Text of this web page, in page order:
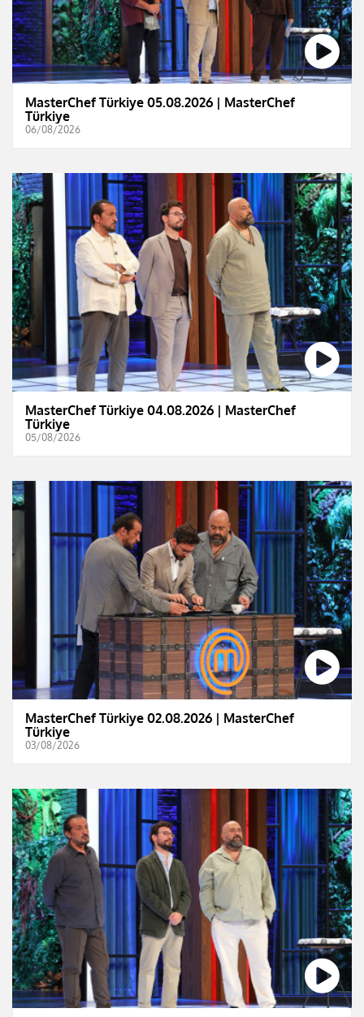
MasterChef Türkiye 05.08.2026 | MasterChef
Türkiye
06/08/2026
MasterChef Türkiye 04.08.2026 | MasterChef
Türkiye
05/08/2026
MasterChef Türkiye 02.08.2026 | MasterChef
Türkiye
03/08/2026